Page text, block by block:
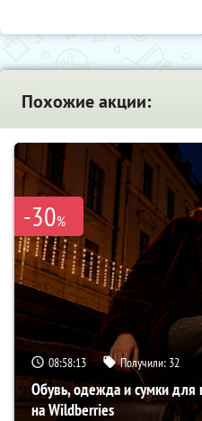
Похожие акции:
-30%
08:58:12 Получили: 32
Обувь, одежда и сумки для
на Wildberries